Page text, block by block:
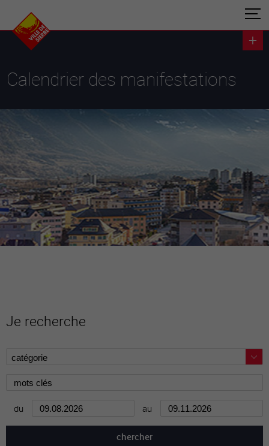
Calendrier des manifestations
Je recherche
du au